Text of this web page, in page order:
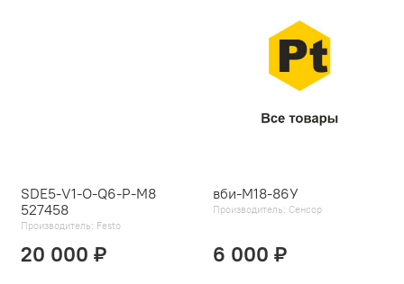
SDE5-V1-O-Q6-P-M8
527458
Производитель: Festo
20 000 ₽
вби-М18-86У
Производитель: Сенсор
6 000 ₽